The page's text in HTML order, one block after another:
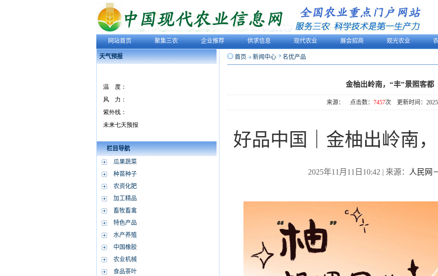
网站首页 聚集三农 企业推荐 供求信息 现代农业 展会招商 观光农业
天气预报
栏目导航
瓜果蔬菜
种苗种子
农资化肥
加工精品
畜牧畜禽
特色产品
水产养殖
中国橡胶
农业机械
食品茶叶
首页 新闻中心 名优产品
金柚出岭南，“丰”景照客都
来源： 点击数： 7457次 更新时间：
好品中国｜金柚出岭南
2025年11月11日10:42 | 来源： 人民网